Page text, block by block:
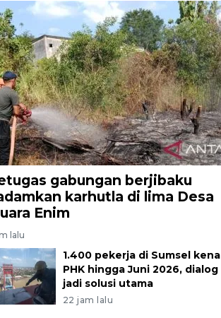
gabungan berjibaku
karhutla di lima Desa
Enim
lalu
1.400 pekerja di Sumsel kena
PHK hingga Juni 2026, dialog
jadi solusi utama
22 jam lalu